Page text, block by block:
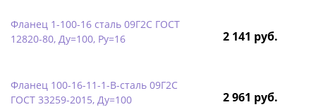
Фланец 1-100-16 сталь 09Г2С ГОСТ
12820-80, Ду=100, Ру=16
2 141 руб.
Фланец 100-16-11-1-B-сталь 09Г2С
ГОСТ 33259-2015, Ду=100
2 961 руб.